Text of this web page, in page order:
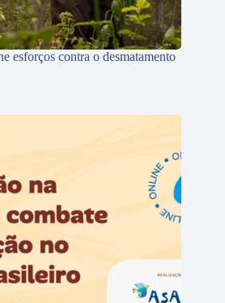
esforços contra o desmatamento